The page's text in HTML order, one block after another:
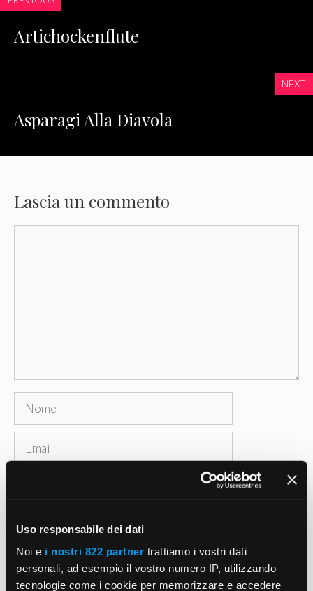
Uso responsabile dei dati
Noi e i nostri 822 partner trattiamo i vostri dati
personali, ad esempio il vostro numero IP, utilizzando
tecnologie come i cookie per memorizzare e accedere
Artichockenflute
NEXT
Asparagi Alla Diavola
Lascia un commento
Nome
Email
browser per la prossima volta che commento.